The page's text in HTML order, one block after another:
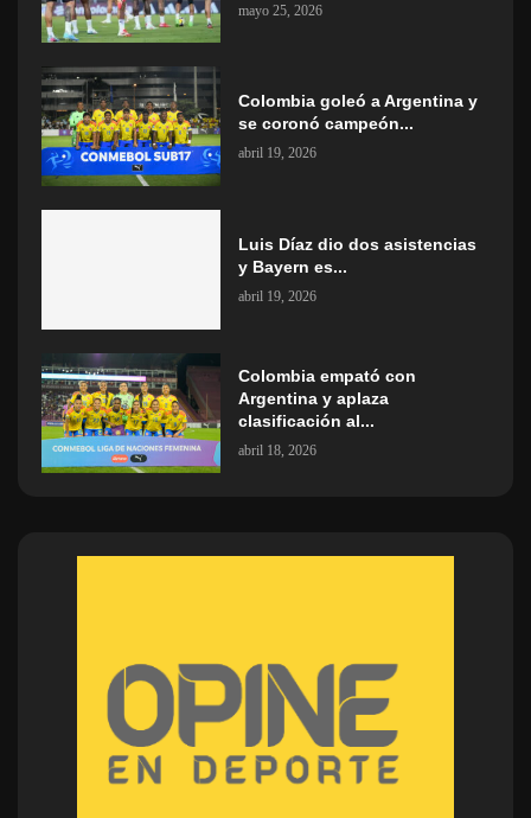
mayo 25, 2026
Colombia goleó a Argentina y
se coronó campeón...
abril 19, 2026
Luis Díaz dio dos asistencias
y Bayern es...
abril 19, 2026
Colombia empató con
Argentina y aplaza
clasificación al...
abril 18, 2026